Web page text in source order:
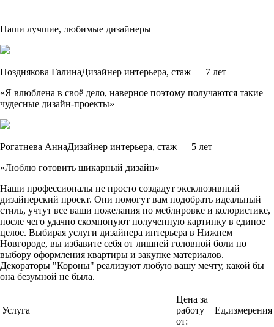
Наши лучшие, любимые дизайнеры
Позднякова ГалинаДизайнер интерьера, стаж — 7 лет
«Я влюблена в своё дело, наверное поэтому получаются такие
чудесные дизайн-проекты»
Рогатнева АннаДизайнер интерьера, стаж — 5 лет
«Люблю готовить шикарный дизайн»
Наши профессионалы не просто создадут эксклюзивный
дизайнерский проект. Они помогут вам подобрать идеальный
стиль, учтут все ваши пожелания по меблировке и колористике,
после чего удачно скомпонуют полученную картинку в единое
целое. Выбирая услуги дизайнера интерьера в Нижнем
Новгороде, вы избавите себя от лишней головной боли по
выбору оформления квартиры и закупке материалов.
Декораторы "Короны" реализуют любую вашу мечту, какой бы
она безумной не была.
Услуга
Цена за
работу
от:
Ед.измерения